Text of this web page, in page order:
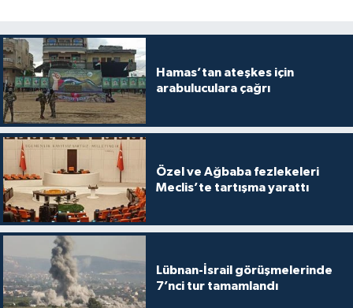
Hamas’tan ateşkes için
arabuluculara çağrı
Özel ve Ağbaba fezlekeleri
Meclis’te tartışma yarattı
Lübnan-İsrail görüşmelerinde
7’nci tur tamamlandı